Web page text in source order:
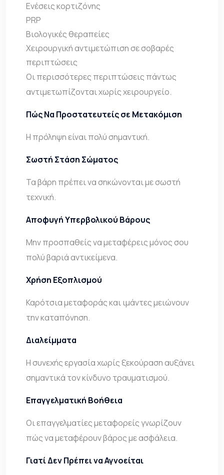
Ενέσεις κορτιζόνης
PRP
Βιολογικές θεραπείες
Χειρουργική αντιμετώπιση σε σοβαρές
περιπτώσεις
Οι περισσότερες περιπτώσεις πάντως
αντιμετωπίζονται χωρίς χειρουργείο.
Πώς Να Προστατευτείς σε Μετακόμιση
Η πρόληψη είναι πολύ σημαντική.
Σωστή Στάση Σώματος
Τα βάρη πρέπει να σηκώνονται με σωστή
τεχνική.
Αποφυγή Υπερβολικού Βάρους
Μην προσπαθείς να μεταφέρεις μόνος σου
πολύ βαριά αντικείμενα.
Χρήση Εξοπλισμού
Καρότσια μεταφοράς και ιμάντες μειώνουν
την καταπόνηση.
Διαλείμματα
Η συνεχής εργασία χωρίς ξεκούραση αυξάνει
σημαντικά τον κίνδυνο τραυματισμού.
Επαγγελματική Βοήθεια
Οι επαγγελματίες μεταφορείς γνωρίζουν
πώς να μεταφέρουν βάρος με ασφάλεια.
Γιατί Δεν Πρέπει να Αγνοείται